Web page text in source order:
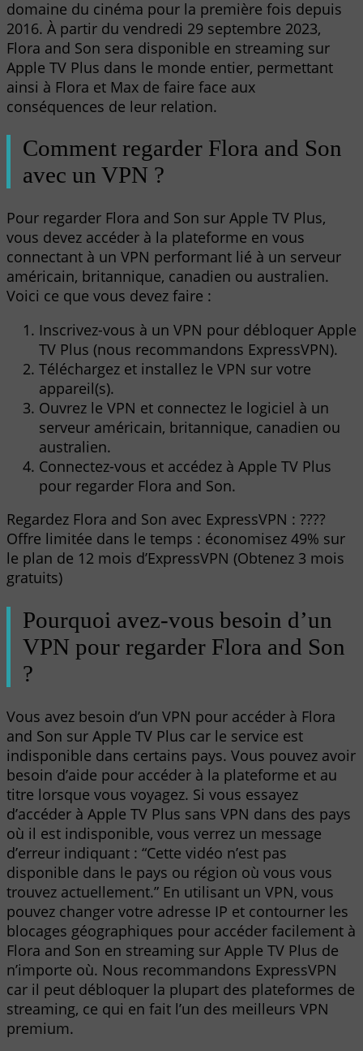
domaine du cinéma pour la première fois depuis
2016. À partir du vendredi 29 septembre 2023,
Flora and Son sera disponible en streaming sur
Apple TV Plus dans le monde entier, permettant
ainsi à Flora et Max de faire face aux
conséquences de leur relation.
Comment regarder Flora and Son
avec un VPN ?
Pour regarder Flora and Son sur Apple TV Plus,
vous devez accéder à la plateforme en vous
connectant à un VPN performant lié à un serveur
américain, britannique, canadien ou australien.
Voici ce que vous devez faire :
Inscrivez-vous à un VPN pour débloquer Apple
TV Plus (nous recommandons ExpressVPN).
Téléchargez et installez le VPN sur votre
appareil(s).
Ouvrez le VPN et connectez le logiciel à un
serveur américain, britannique, canadien ou
australien.
Connectez-vous et accédez à Apple TV Plus
pour regarder Flora and Son.
Regardez Flora and Son avec ExpressVPN : ????
Offre limitée dans le temps : économisez 49% sur
le plan de 12 mois d’ExpressVPN (Obtenez 3 mois
gratuits)
Pourquoi avez-vous besoin d’un
VPN pour regarder Flora and Son
?
Vous avez besoin d’un VPN pour accéder à Flora
and Son sur Apple TV Plus car le service est
indisponible dans certains pays. Vous pouvez avoir
besoin d’aide pour accéder à la plateforme et au
titre lorsque vous voyagez. Si vous essayez
d’accéder à Apple TV Plus sans VPN dans des pays
où il est indisponible, vous verrez un message
d’erreur indiquant : “Cette vidéo n’est pas
disponible dans le pays ou région où vous vous
trouvez actuellement.” En utilisant un VPN, vous
pouvez changer votre adresse IP et contourner les
blocages géographiques pour accéder facilement à
Flora and Son en streaming sur Apple TV Plus de
n’importe où. Nous recommandons ExpressVPN
car il peut débloquer la plupart des plateformes de
streaming, ce qui en fait l’un des meilleurs VPN
premium.